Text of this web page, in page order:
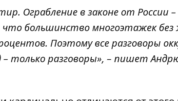
Ограбление в законе от России –
что большинство многоэтажек
Поэтому все разговоры
только разговоры», – пишет